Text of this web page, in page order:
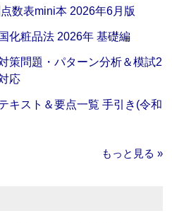
数表mini本 2026年6月版
化粧品法 2026年 基礎編
策問題・パターン分析＆模試2
応
キスト＆要点一覧 手引き(令和
もっと見る »